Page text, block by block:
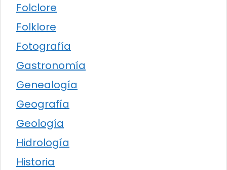
Folclore
Folklore
Fotografía
Gastronomía
Genealogía
Geografía
Geología
Hidrología
Historia